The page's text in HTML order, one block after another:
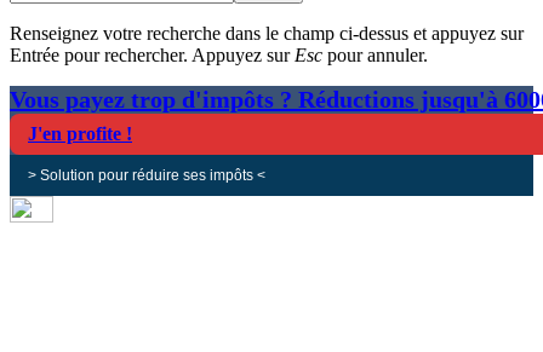
Renseignez votre recherche dans le champ ci-dessus et appuyez sur
Entrée pour rechercher. Appuyez sur Esc pour annuler.
Vous payez trop d'impôts ? Réductions jusqu'à
J'en profite !
> Solution pour réduire ses impôts <